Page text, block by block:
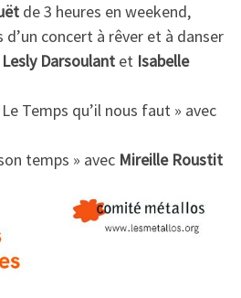
de 3 heures en weekend,
concert à rêver et à danser
Darsoulant et Isabelle
Temps qu’il nous faut » avec
temps » avec Mireille Roustit